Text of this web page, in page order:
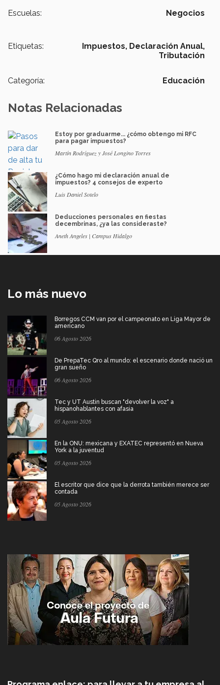
Escuelas: Negocios
Etiquetas: Impuestos, Declaración Anual,
Tributación
Categoría: Educación
Notas Relacionadas
Estoy por graduarme... ¿cómo obtengo mi RFC
para pagar impuestos?
Martín Rodríguez y José Longino Torres
¿Cómo hago mi declaración anual de
impuestos? 4 consejos de experto
Luis Daniel Sotelo
Deducciones personales en fiestas
decembrinas, ¿ya las consideraste?
Aneth Angeles | Campus Hidalgo
Lo más nuevo
Borregos CCM van por el campeonato en Liga Mayor de
americano
06 Agosto 2026
De PrepaTec Qro al mundo: el escenario donde nació un
gran sueño
06 Agosto 2026
Tec y UT Austin buscan "devolver la voz" a
hispanohablantes con afasia
05 Agosto 2026
En la ONU: mexicana y EXATEC representó en Nueva
York a la juventud
05 Agosto 2026
El escritor que dice que la derrota también merece ser
contada
05 Agosto 2026